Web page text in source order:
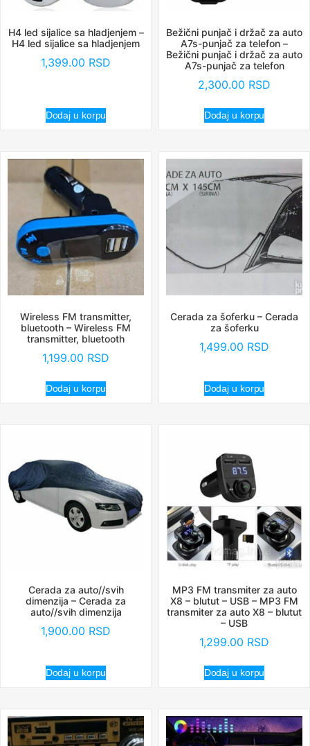
H4 led sijalice sa hladjenjem –
H4 led sijalice sa hladjenjem
1,399.00 RSD
Dodaj u korpu
Bežični punjač i držač za auto
A7s-punjač za telefon –
Bežični punjač i držač za auto
A7s-punjač za telefon
2,300.00 RSD
Dodaj u korpu
Wireless FM transmitter,
bluetooth – Wireless FM
transmitter, bluetooth
1,199.00 RSD
Dodaj u korpu
Cerada za šoferku – Cerada
za šoferku
1,499.00 RSD
Dodaj u korpu
Cerada za auto//svih
dimenzija – Cerada za
auto//svih dimenzija
1,900.00 RSD
Dodaj u korpu
MP3 FM transmiter za auto
X8 – blutut – USB – MP3 FM
transmiter za auto X8 – blutut
– USB
1,299.00 RSD
Dodaj u korpu